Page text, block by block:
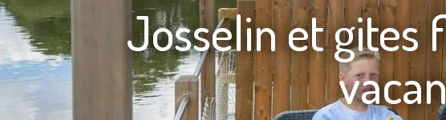
Josselin et gites